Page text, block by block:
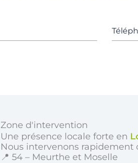
Zone d'intervention
Une présence locale forte en
Nous intervenons
📍 54 – Meurthe et Moselle